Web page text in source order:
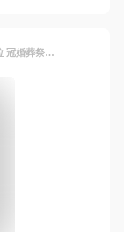
YUIITU レディース ピアス 貝パール 8ｍｍ 一粒 冠婚葬祭用 シルバー925 正円 パール ピアス 光沢 グランプレミアム 金属アレルギー対応 シンプル 大人 女性 アクセサリー プレゼント 結婚式 記念日 母の日 ホワイト